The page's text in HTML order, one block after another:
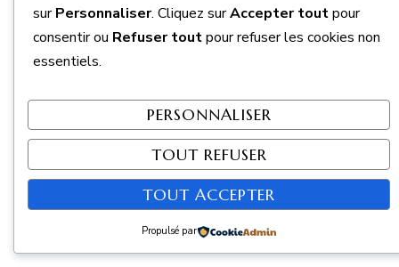
surPersonnaliser. Cliquez surAccepter toutpour
consentir ou Refuser toutpour refuser les cookies non
essentiels.
PERSONNALISER
TOUT REFUSER
TOUT ACCEPTER
Propulsé par